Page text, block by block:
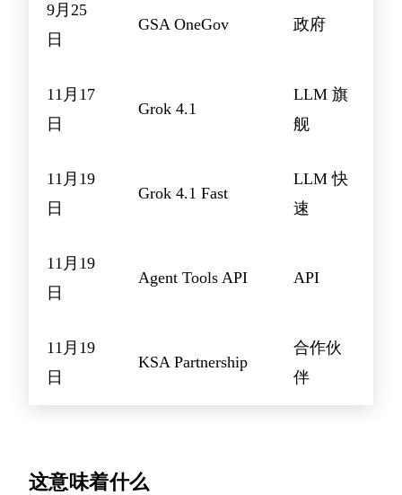
9月25
日
GSA OneGov 政府
11月17
日
Grok 4.1
LLM 旗
舰
11月19
日
Grok 4.1 Fast
LLM 快
速
11月19
日
Agent Tools API API
11月19
日
KSA Partnership
合作伙
伴
这意味着什么